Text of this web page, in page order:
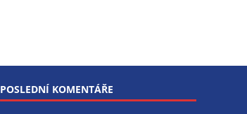
POSLEDNÍ KOMENTÁŘE